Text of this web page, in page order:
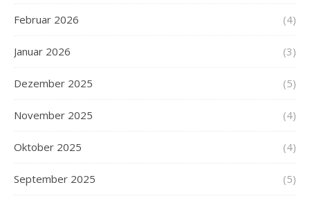
Februar 2026 (4)
Januar 2026 (3)
Dezember 2025 (5)
November 2025 (4)
Oktober 2025 (4)
September 2025 (5)